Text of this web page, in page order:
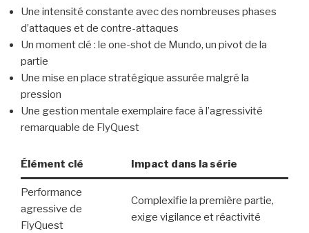
Une intensité constante avec des nombreuses phases
d’attaques et de contre-attaques
Un moment clé : le one-shot de Mundo, un pivot de la
partie
Une mise en place stratégique assurée malgré la
pression
Une gestion mentale exemplaire face à l’agressivité
remarquable de FlyQuest
Élément clé Impact dans la série
Performance
agressive de
FlyQuest
Complexifie la première partie,
exige vigilance et réactivité